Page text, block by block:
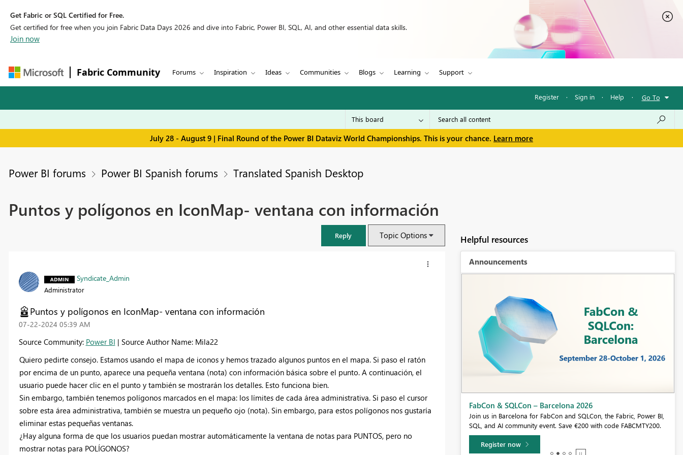
Get Fabric or SQL Certified for Free.
Get certified for free when you join Fabric Data Days 2026 and dive into Fabric, Power BI, SQL, AI, and other essential data skills.
Join now
Fabric Community Forums Inspiration Ideas Communities Blogs Learning Support
Register · Sign in · Help · Go To
July 28 - August 9 | Final Round of the Power BI Dataviz World Championships. This is your chance. Learn more
Power BI forums Power BI Spanish forums Translated Spanish Desktop
Puntos y polígonos en IconMap- ventana con información
Reply Topic Options
Syndicate_Admin
Administrator
Puntos y polígonos en IconMap- ventana con información
‎07-22-2024 05:39 AM
Source Community: Power BI | Source Author Name: Mila22
Quiero pedirte consejo. Estamos usando el mapa de iconos y hemos trazado algunos puntos en el mapa. Si paso el ratón
por encima de un punto, aparece una pequeña ventana (nota) con información básica sobre el punto. A continuación, el
usuario puede hacer clic en el punto y también se mostrarán los detalles. Esto funciona bien.
Sin embargo, también tenemos polígonos marcados en el mapa: los límites de cada área administrativa. Si paso el cursor
sobre esta área administrativa, también se muestra un pequeño ojo (nota). Sin embargo, para estos polígonos nos gustaría
eliminar estas pequeñas ventanas.
¿Hay alguna forma de que los usuarios puedan mostrar automáticamente la ventana de notas para PUNTOS, pero no
mostrar notas para POLÍGONOS?
Helpful resources
Announcements
FabCon & SQLCon – Barcelona 2026
Join us in Barcelona for FabCon and SQLCon, the Fabric, Power BI,
Fabric Community Sticker Challenge - Barcelona 2026
If you love stickers, then you will definitely want to check out our
community sticker challenge, Barcelona edition!
Learn more